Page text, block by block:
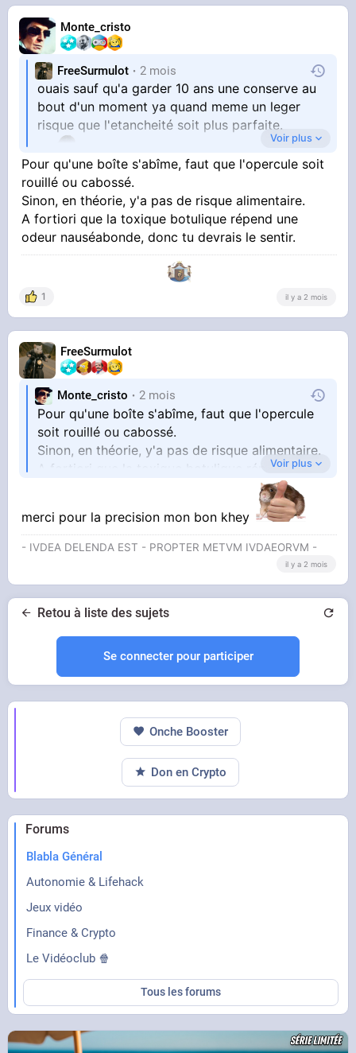
mais bon j'hesite un peu a les ouvrir
Monte_cristo
FreeSurmulot 2 mois
ouais sauf qu'a garder 10 ans une conserve au
bout d'un moment ya quand meme un leger
risque que l'etancheité soit plus parfaite.
je dis ca alors que j'ai des boites de thon à
l'harissa collector, qui ne se font plus, et qui ont
Voir plus
Pour qu'une boîte s'abîme, faut que l'opercule soit
rouillé ou cabossé.
Sinon, en théorie, y'a pas de risque alimentaire.
A fortiori que la toxique botulique répend une
odeur nauséabonde, donc tu devrais le sentir.
1 il y a 2 mois
FreeSurmulot
Monte_cristo 2 mois
Pour qu'une boîte s'abîme, faut que l'opercule
soit rouillé ou cabossé.
Sinon, en théorie, y'a pas de risque alimentaire.
A fortiori que la toxique botulique répend une
odeur nauséabonde, donc tu devrais le sentir.
Voir plus
merci pour la precision mon bon khey
- IVDEA DELENDA EST - PROPTER METVM IVDAEORVM -
il y a 2 mois
Retou à liste des sujets
Se connecter pour participer
Forums
Blabla Général
Autonomie & Lifehack
Jeux vidéo
Finance & Crypto
Le Vidéoclub 🍿
Tous les forums
Onche Booster
Don en Crypto